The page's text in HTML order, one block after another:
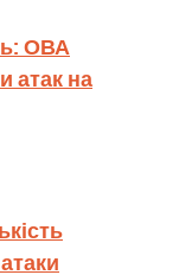
ОВА
атак на